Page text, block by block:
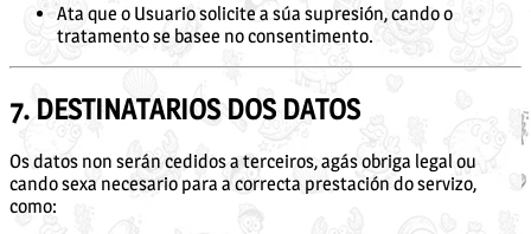
Ata que o Usuario solicite a súa supresión, cando o
tratamento se basee no consentimento.
7. DESTINATARIOS DOS DATOS
Os datos non serán cedidos a terceiros, agás obriga legal ou
cando sexa necesario para a correcta prestación do servizo,
como: